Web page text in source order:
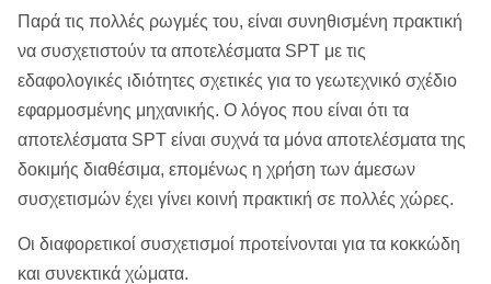
Παρά τις πολλές ρωγμές του, είναι συνηθισμένη πρακτική
να συσχετιστούν τα αποτελέσματα SPT με τις
εδαφολογικές ιδιότητες σχετικές για το γεωτεχνικό σχέδιο
εφαρμοσμένης μηχανικής. Ο λόγος που είναι ότι τα
αποτελέσματα SPT είναι συχνά τα μόνα αποτελέσματα της
δοκιμής διαθέσιμα, επομένως η χρήση των άμεσων
συσχετισμών έχει γίνει κοινή πρακτική σε πολλές χώρες.
Οι διαφορετικοί συσχετισμοί προτείνονται για τα κοκκώδη
και συνεκτικά χώματα.